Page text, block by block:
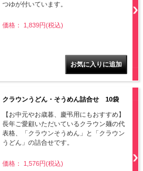
つゆが付いています。
価格： 1,839円(税込)
クラウンうどん・そうめん詰合せ 10袋
【お中元やお歳暮、慶弔用にもおすすめ】
長年ご愛顧いただいているクラウン麺の代
表格、「クラウンそうめん」と「クラウン
うどん」の詰合せです。
価格： 1,576円(税込)